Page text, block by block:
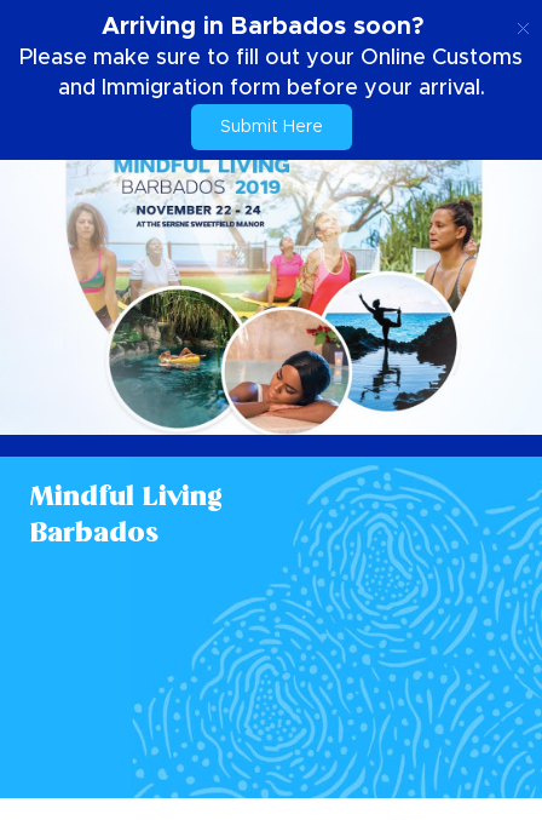
Arriving in Barbados soon?
Please make sure to fill out your Online Customs
and Immigration form before your arrival.
Submit Here
Mindful Living
Barbados